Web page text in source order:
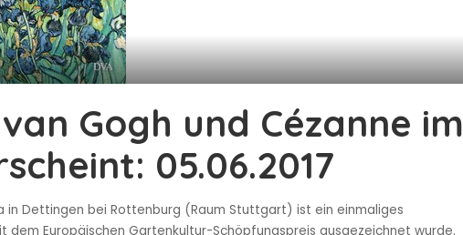
Gogh und Cézanne im
05.06.2017
in Dettingen bei Rottenburg (Raum Stuttgart) ist ein einmaliges
dem Europäischen Gartenkultur-Schöpfungspreis ausgezeichnet wurde.